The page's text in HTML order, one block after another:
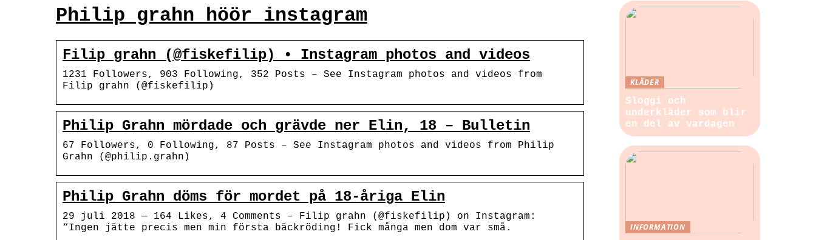
Philip grahn höör instagram
Filip grahn (@fiskefilip) • Instagram photos and videos
1231 Followers, 903 Following, 352 Posts – See Instagram photos and videos from
Filip grahn (@fiskefilip)
Philip Grahn mördade och grävde ner Elin, 18 – Bulletin
67 Followers, 0 Following, 87 Posts – See Instagram photos and videos from Philip
Grahn (@philip.grahn)
Philip Grahn döms för mordet på 18-åriga Elin
29 juli 2018 — 164 Likes, 4 Comments – Filip grahn (@fiskefilip) on Instagram:
“Ingen jätte precis men min första bäckröding! Fick många men dom var små.
KLÄDER
Sloggi och
underkläder som blir
en del av vardagen
INFORMATION